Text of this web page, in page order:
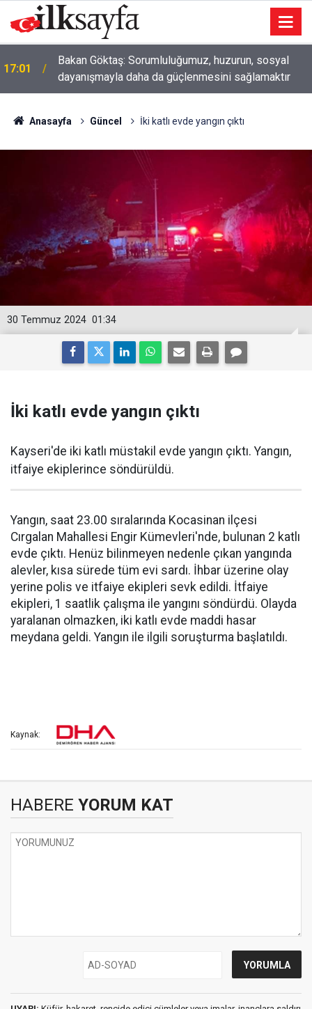
17:01
Bakan Göktaş: Sorumluluğumuz, huzurun, sosyal
dayanışmayla daha da güçlenmesini sağlamaktır
Anasayfa Güncel İki katlı evde yangın çıktı
01:34
30 Temmuz 2024
İki katlı evde yangın çıktı
Kayseri'de iki katlı müstakil evde yangın çıktı. Yangın,
itfaiye ekiplerince söndürüldü.
Yangın, saat 23.00 sıralarında Kocasinan ilçesi
Cırgalan Mahallesi Engir Kümevleri'nde, bulunan 2 katlı
evde çıktı. Henüz bilinmeyen nedenle çıkan yangında
alevler, kısa sürede tüm evi sardı. İhbar üzerine olay
yerine polis ve itfaiye ekipleri sevk edildi. İtfaiye
ekipleri, 1 saatlik çalışma ile yangını söndürdü. Olayda
yaralanan olmazken, iki katlı evde maddi hasar
meydana geldi. Yangın ile ilgili soruşturma başlatıldı.
Kaynak:
HABERE YORUM KAT